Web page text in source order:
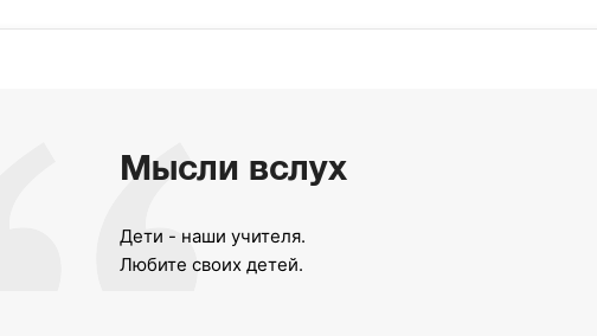
Мысли вслух
Дети - наши учителя.
Любите своих детей.